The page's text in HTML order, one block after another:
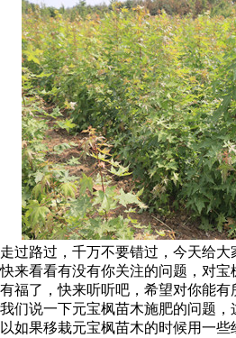
走过路过，千万不要错过，今天给大
快来看看有没有你关注的问题，对
有福了，快来听听吧，希望对你能有
我们说一下元宝枫苗木施肥的问题
以如果移栽元宝枫苗木的时候用一